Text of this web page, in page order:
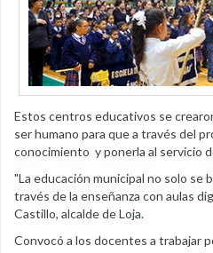
Estos centros educativos se
ser humano para que a través del
conocimiento y ponerla al servicio
"La educación municipal no solo se
través de la enseñanza con aulas
Castillo, alcalde de Loja.
Convocó a los docentes a trabajar